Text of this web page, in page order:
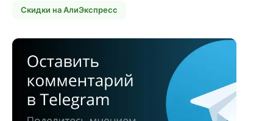
Скидки на АлиЭкспресс